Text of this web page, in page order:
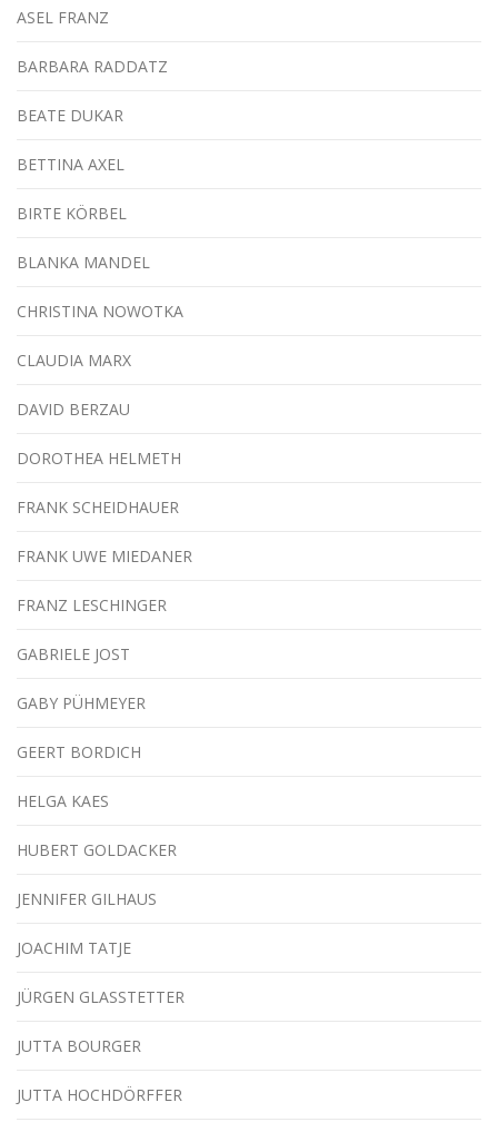
ASEL FRANZ
BARBARA RADDATZ
BEATE DUKAR
BETTINA AXEL
BIRTE KÖRBEL
BLANKA MANDEL
CHRISTINA NOWOTKA
CLAUDIA MARX
DAVID BERZAU
DOROTHEA HELMETH
FRANK SCHEIDHAUER
FRANK UWE MIEDANER
FRANZ LESCHINGER
GABRIELE JOST
GABY PÜHMEYER
GEERT BORDICH
HELGA KAES
HUBERT GOLDACKER
JENNIFER GILHAUS
JOACHIM TATJE
JÜRGEN GLASSTETTER
JUTTA BOURGER
JUTTA HOCHDÖRFFER